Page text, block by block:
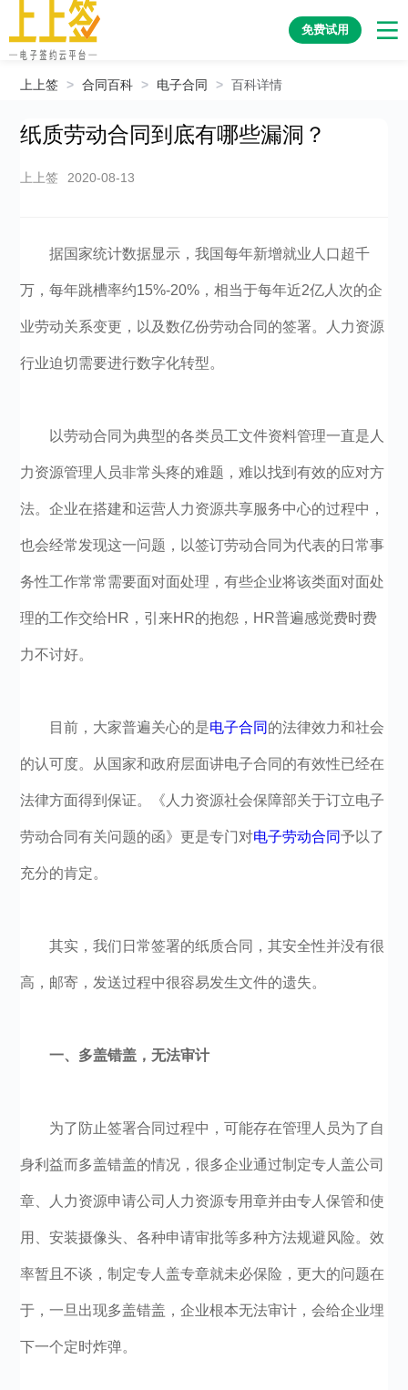
免费试用
上上签 > 合同百科 > 电子合同 > 百科详情
纸质劳动合同到底有哪些漏洞？
上上签 2020-08-13
据国家统计数据显示，我国每年新增就业人口超千
万，每年跳槽率约15%-20%，相当于每年近2亿人次的企
业劳动关系变更，以及数亿份劳动合同的签署。人力资源
行业迫切需要进行数字化转型。
以劳动合同为典型的各类员工文件资料管理一直是人
力资源管理人员非常头疼的难题，难以找到有效的应对方
法。企业在搭建和运营人力资源共享服务中心的过程中，
也会经常发现这一问题，以签订劳动合同为代表的日常事
务性工作常常需要面对面处理，有些企业将该类面对面处
理的工作交给HR，引来HR的抱怨，HR普遍感觉费时费
力不讨好。
目前，大家普遍关心的是电子合同 的法律效力和社会
的认可度。从国家和政府层面讲电子合同的有效性已经在
法律方面得到保证。《人力资源社会保障部关于订立电子
劳动合同有关问题的函》更是专门对电子劳动合同予以了
充分的肯定。
其实，我们日常签署的纸质合同，其安全性并没有很
高，邮寄，发送过程中很容易发生文件的遗失。
一、多盖错盖，无法审计
为了防止签署合同过程中，可能存在管理人员为了自
身利益而多盖错盖的情况，很多企业通过制定专人盖公司
章、人力资源申请公司人力资源专用章并由专人保管和使
用、安装摄像头、各种申请审批等多种方法规避风险。效
率暂且不谈，制定专人盖专章就未必保险，更大的问题在
于，一旦出现多盖错盖，企业根本无法审计，会给企业埋
下一个定时炸弹。